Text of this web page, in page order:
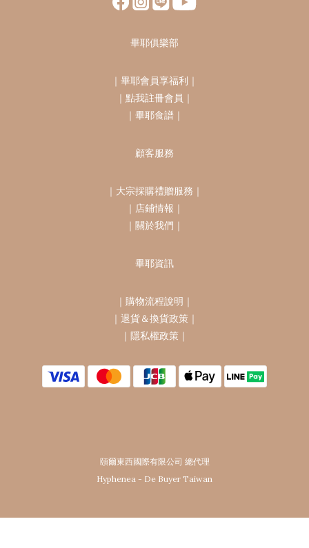
畢耶俱樂部
｜ 畢耶會員享福利 ｜
｜ 點我註冊會員 ｜
｜ 畢耶食譜 ｜
顧客服務
｜ 大宗採購禮贈服務 ｜
｜ 店鋪情報 ｜
｜ 關於我們 ｜
畢耶資訊
｜ 購物流程說明 ｜
｜ 退貨＆換貨政策 ｜
｜ 隱私權政策 ｜
頤爾東西國際有限公司 總代理
Hyphenea - De Buyer Taiwan